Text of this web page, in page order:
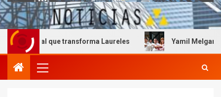
transforma Laureles Yamil Melgar honra el